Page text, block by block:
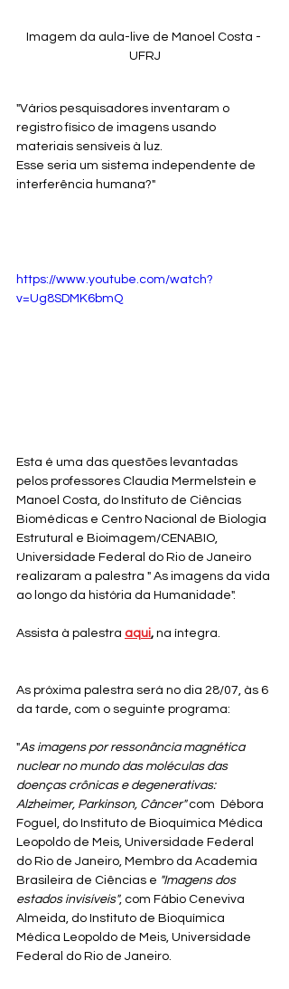
Imagem da aula-live de Manoel Costa -
UFRJ
"Vários pesquisadores inventaram o
registro físico de imagens usando
materiais sensíveis à luz.
Esse seria um sistema independente de
interferência humana?"
https://www.youtube.com/watch?
v=Ug8SDMK6bmQ
Esta é uma das questões levantadas
pelos professores Claudia Mermelstein e
Manoel Costa, do Instituto de Ciências
Biomédicas e Centro Nacional de Biologia
Estrutural e Bioimagem/CENABIO,
Universidade Federal do Rio de Janeiro
realizaram a palestra " As imagens da vida
ao longo da história da Humanidade".
Assista à palestra aqui, na íntegra.
As próxima palestra será no dia 28/07, às 6
da tarde, com o seguinte programa:
"As imagens por ressonância magnética
nuclear no mundo das moléculas das
doenças crônicas e degenerativas:
Alzheimer, Parkinson, Câncer" com Débora
Foguel, do Instituto de Bioquímica Médica
Leopoldo de Meis, Universidade Federal
do Rio de Janeiro, Membro da Academia
Brasileira de Ciências e "Imagens dos
estados invisíveis", com Fábio Ceneviva
Almeida, do Instituto de Bioquímica
Médica Leopoldo de Meis, Universidade
Federal do Rio de Janeiro.